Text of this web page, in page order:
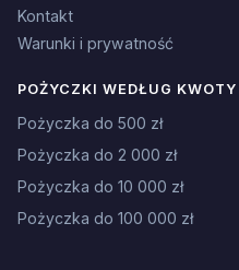
Kontakt
Warunki i prywatność
POŻYCZKI WEDŁUG KWOTY
Pożyczka do 500 zł
Pożyczka do 2 000 zł
Pożyczka do 10 000 zł
Pożyczka do 100 000 zł